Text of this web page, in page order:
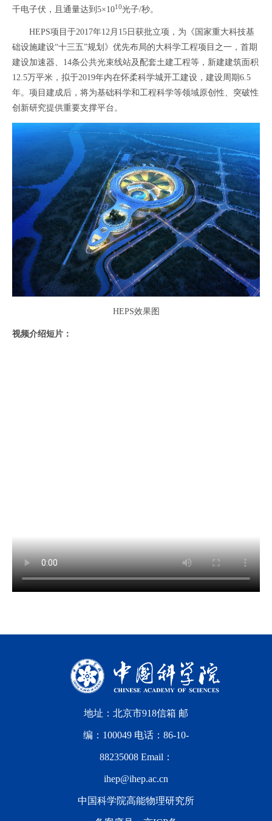
千电子伏，且通量达到5×1010光子/秒。
HEPS项目于2017年12月15日获批立项，为《国家重大科技基
础设施建设“十三五”规划》优先布局的大科学工程项目之一，首期
建设加速器、14条公共光束线站及配套土建工程等，新建建筑面积
12.5万平米，拟于2019年内在怀柔科学城开工建设，建设周期6.5
年。项目建成后，将为基础科学和工程科学等领域原创性、突破性
创新研究提供重要支撑平台。
HEPS效果图
视频介绍短片：
地址：北京市918信箱 邮
编：100049 电话：86-10-
88235008 Email：
ihep@ihep.ac.cn
中国科学院高能物理研究所